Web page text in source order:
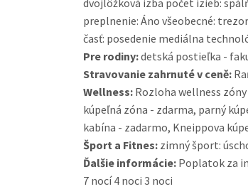
dvojlôžková izba počet izieb:
preplnenie: Áno všeobecné:
časť: posedenie mediálna
Pre rodiny:detská postieľka -
Stravovanie zahrnuté v ceně:
Wellness: Rozloha wellness zóny
kúpeľná zóna - zdarma, parný
kabína - zadarmo, Kneippova
Šport a Fitnes: zimný šport:
Ďalšie informácie: Poplatok za
7 nocí4 noci 3 noci